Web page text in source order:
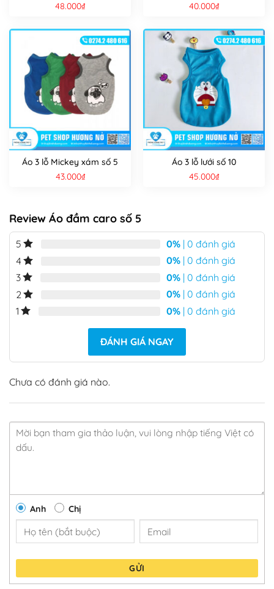
48.000₫
40.000₫
Áo 3 lỗ Mickey xám số 5
43.000₫
Áo 3 lỗ lưới số 10
45.000₫
Review Áo đầm caro số 5
5 0% | 0 đánh giá
4
0% | 0 đánh giá
3
0% | 0 đánh giá
2
0% | 0 đánh giá
1
0% | 0 đánh giá
ĐÁNH GIÁ NGAY
Chưa có đánh giá nào.
Anh Chị
GỬI